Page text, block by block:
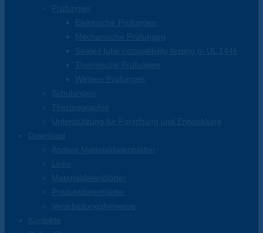
Prüfungen
Elektrische Prüfungen
Mechanische Prüfungen
Sealed tube compatibility testing to UL 1446
Thermische Prüfungen
Weitere Prüfungen
Schulungen
Thermographie
Unterstützung für Forschung und Entwicklung
Download
Andere Materialdatenblätter
Links
Materialdatenblätter
Produktdatenblätter
Verarbeitungshinweise
Kontakte